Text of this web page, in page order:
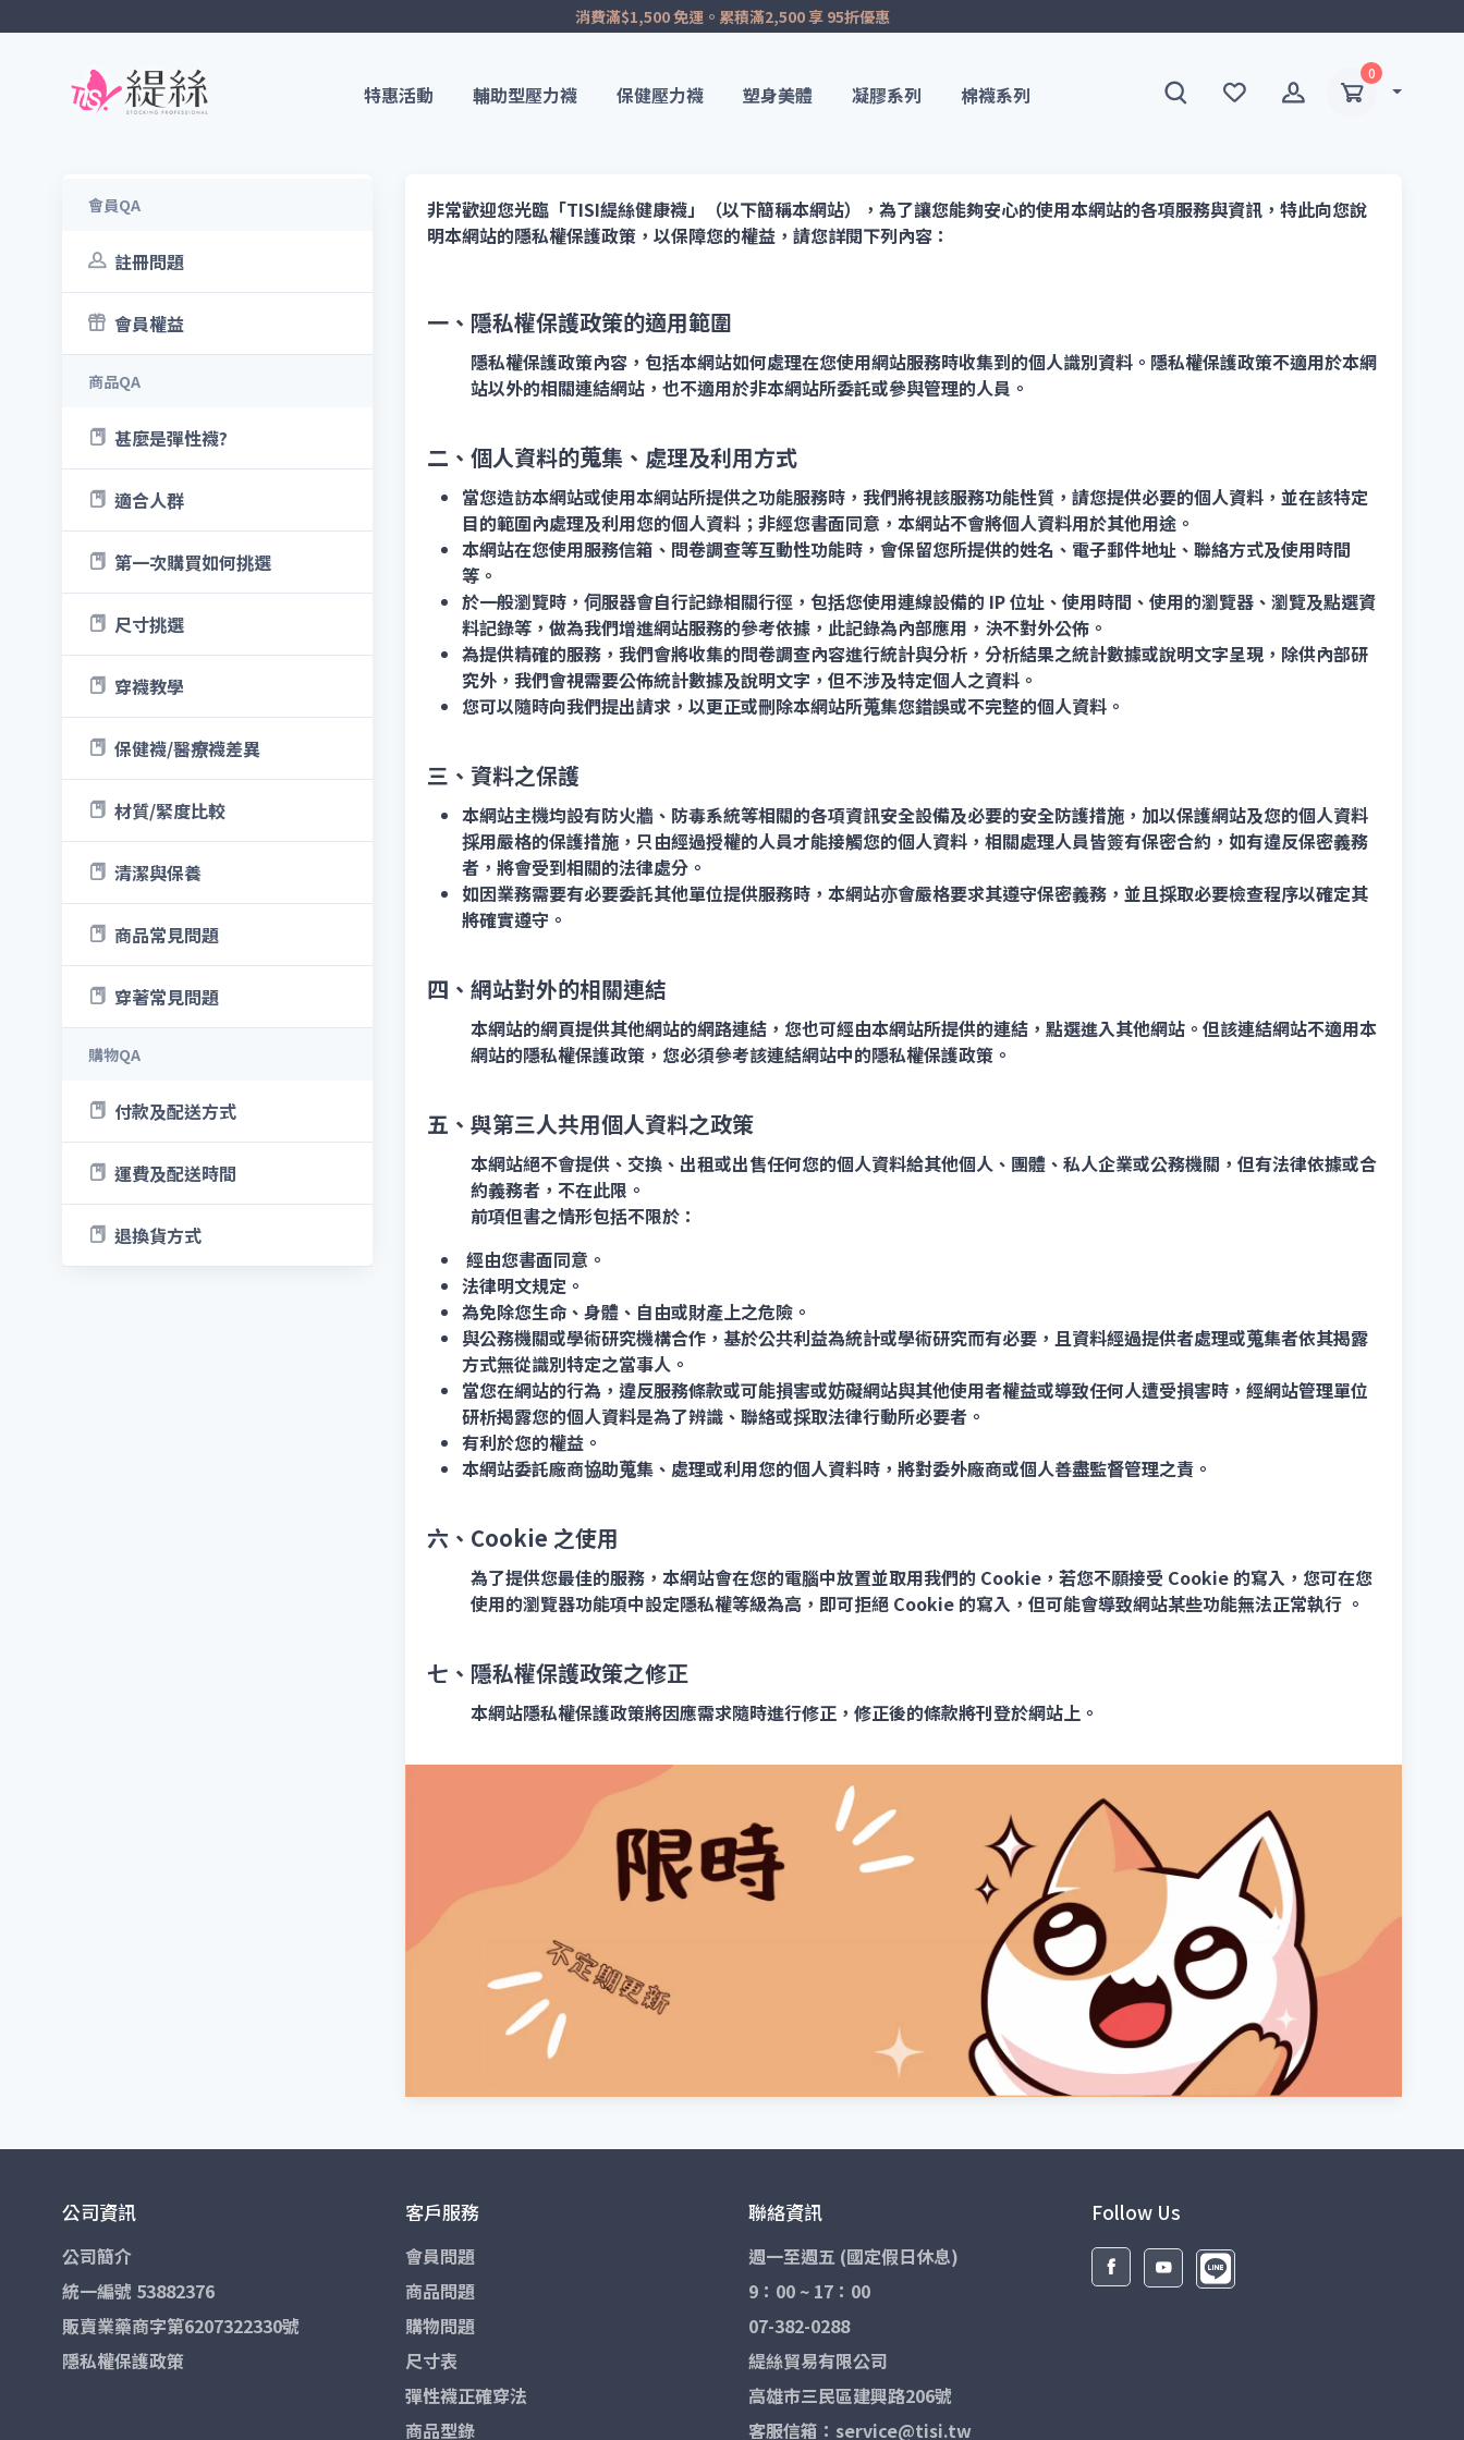
消費滿$1,500 免運。累積滿2,500 享 95折優惠
0
特惠活動 輔助型壓力襪 保健壓力襪 塑身美體 凝膠系列 棉襪系列
會員QA
註冊問題
會員權益
商品QA
甚麼是彈性襪?
適合人群
第一次購買如何挑選
尺寸挑選
穿襪教學
保健襪/醫療襪差異
材質/緊度比較
清潔與保養
商品常見問題
穿著常見問題
購物QA
付款及配送方式
運費及配送時間
退換貨方式
非常歡迎您光臨「TISI緹絲健康襪」（以下簡稱本網站），為了讓您能夠安心的使用本網站的各項服務與資訊，特此向您說
明本網站的隱私權保護政策，以保障您的權益，請您詳閱下列內容：
一、隱私權保護政策的適用範圍
隱私權保護政策內容，包括本網站如何處理在您使用網站服務時收集到的個人識別資料。隱私權保護政策不適用於本網
站以外的相關連結網站，也不適用於非本網站所委託或參與管理的人員。
二、個人資料的蒐集、處理及利用方式
當您造訪本網站或使用本網站所提供之功能服務時，我們將視該服務功能性質，請您提供必要的個人資料，並在該特定
目的範圍內處理及利用您的個人資料；非經您書面同意，本網站不會將個人資料用於其他用途。
本網站在您使用服務信箱、問卷調查等互動性功能時，會保留您所提供的姓名、電子郵件地址、聯絡方式及使用時間
等。
於一般瀏覽時，伺服器會自行記錄相關行徑，包括您使用連線設備的 IP 位址、使用時間、使用的瀏覽器、瀏覽及點選資
料記錄等，做為我們增進網站服務的參考依據，此記錄為內部應用，決不對外公佈。
為提供精確的服務，我們會將收集的問卷調查內容進行統計與分析，分析結果之統計數據或說明文字呈現，除供內部研
究外，我們會視需要公佈統計數據及說明文字，但不涉及特定個人之資料。
您可以隨時向我們提出請求，以更正或刪除本網站所蒐集您錯誤或不完整的個人資料。
三、資料之保護
本網站主機均設有防火牆、防毒系統等相關的各項資訊安全設備及必要的安全防護措施，加以保護網站及您的個人資料
採用嚴格的保護措施，只由經過授權的人員才能接觸您的個人資料，相關處理人員皆簽有保密合約，如有違反保密義務
者，將會受到相關的法律處分。
如因業務需要有必要委託其他單位提供服務時，本網站亦會嚴格要求其遵守保密義務，並且採取必要檢查程序以確定其
將確實遵守。
四、網站對外的相關連結
本網站的網頁提供其他網站的網路連結，您也可經由本網站所提供的連結，點選進入其他網站。但該連結網站不適用本
網站的隱私權保護政策，您必須參考該連結網站中的隱私權保護政策。
五、與第三人共用個人資料之政策
本網站絕不會提供、交換、出租或出售任何您的個人資料給其他個人、團體、私人企業或公務機關，但有法律依據或合
約義務者，不在此限。
前項但書之情形包括不限於：
經由您書面同意。
法律明文規定。
為免除您生命、身體、自由或財產上之危險。
與公務機關或學術研究機構合作，基於公共利益為統計或學術研究而有必要，且資料經過提供者處理或蒐集者依其揭露
方式無從識別特定之當事人。
當您在網站的行為，違反服務條款或可能損害或妨礙網站與其他使用者權益或導致任何人遭受損害時，經網站管理單位
研析揭露您的個人資料是為了辨識、聯絡或採取法律行動所必要者。
有利於您的權益。
本網站委託廠商協助蒐集、處理或利用您的個人資料時，將對委外廠商或個人善盡監督管理之責。
六、Cookie 之使用
為了提供您最佳的服務，本網站會在您的電腦中放置並取用我們的 Cookie，若您不願接受 Cookie 的寫入，您可在您
使用的瀏覽器功能項中設定隱私權等級為高，即可拒絕 Cookie 的寫入，但可能會導致網站某些功能無法正常執行 。
七、隱私權保護政策之修正
本網站隱私權保護政策將因應需求隨時進行修正，修正後的條款將刊登於網站上。
公司資訊
公司簡介
統一編號 53882376
販賣業藥商字第6207322330號
隱私權保護政策
客戶服務
會員問題
商品問題
購物問題
尺寸表
彈性襪正確穿法
商品型錄
聯絡資訊
週一至週五 (國定假日休息)
9：00 ~ 17：00
07-382-0288
緹絲貿易有限公司
高雄市三民區建興路206號
客服信箱：service@tisi.tw
Follow Us